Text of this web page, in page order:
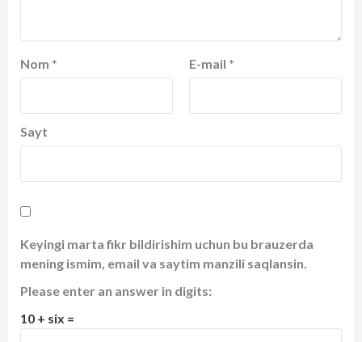
Nom * E-mail *
Sayt
Keyingi marta fikr bildirishim uchun bu brauzerda
mening ismim, email va saytim manzili saqlansin.
Please enter an answer in digits:
10 + six =